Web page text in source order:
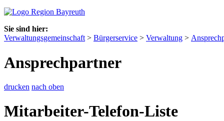
Sie sind hier:
Verwaltungsgemeinschaft > Bürgerservice > Verwaltung >
Ansprechpartner
drucken nach oben
Mitarbeiter-Telefon-Liste